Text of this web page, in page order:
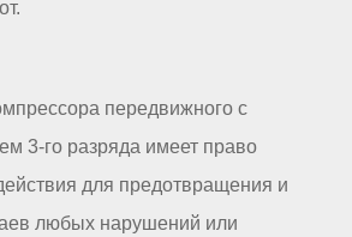
передвижного с
3-го разряда имеет право
для предотвращения и
любых нарушений или